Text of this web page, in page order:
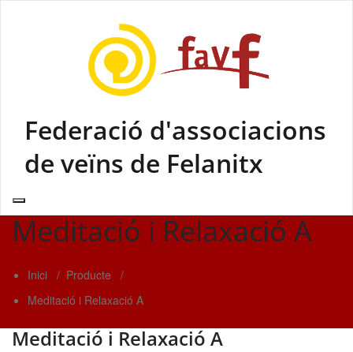
Federació d'associacions
de veïns de Felanitx
Meditació i Relaxació A
Inici / Producte /
Meditació i Relaxació A
Meditació i Relaxació A